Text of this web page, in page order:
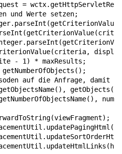
=
und Werte setzen;
- 1) * maxResults;
auf die Anfrage, damit